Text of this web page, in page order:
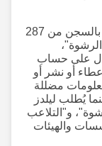
في لائحة الاتهام، يُطلب الحكم على أونغون بالسجن من 287
"الرشوة"،
على حساب
مرة)، و"إعطاء أو نشر أو
مضللة
يُطلب ليلدز
"الرشوة"، و"التلاعب
والهيئات